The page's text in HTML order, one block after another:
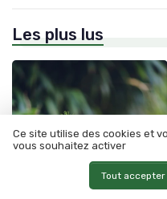
Les plus lus
Ce site utilise des cookies et
vous souhaitez activer
Tout accepter